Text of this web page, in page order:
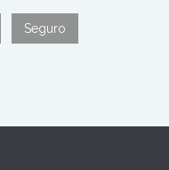
Seguro